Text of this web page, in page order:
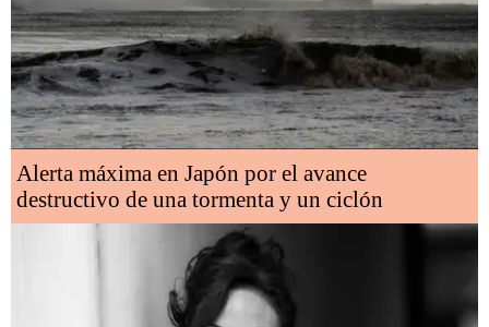
Alerta máxima en Japón por el avance
destructivo de una tormenta y un ciclón